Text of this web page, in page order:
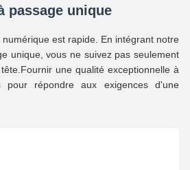
passage unique
est rapide. En intégrant notre
unique, vous ne suivez pas seulement
une qualité exceptionnelle à
pour répondre aux exigences d'une